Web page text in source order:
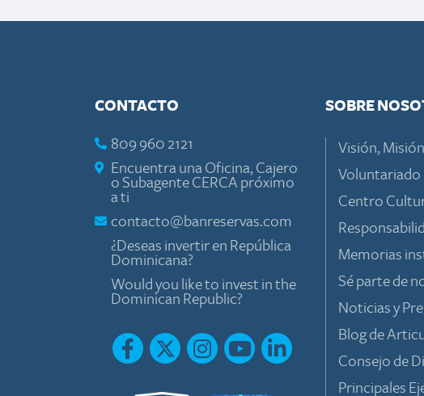
CONTACTO
809 960 2121
Encuentra una Oficina, Cajero
o Subagente CERCA próximo
a ti
contacto@banreservas.com
¿Deseas invertir en República
Dominicana?
Would you like to invest in the
Dominican Republic?
SOBRE
Visión,
Voluntariado
Centro
Memorias
Sé parte de
Noticias y
Blog de
Consejo de
Principales